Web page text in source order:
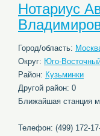
Нотариус
Город/область:
Округ: Юго-
Район: Кузьминки
Другой район: 0
Ближайшая станция
Телефон: (499) 172-